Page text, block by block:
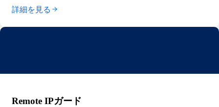
詳細を見る
Remote IPガード